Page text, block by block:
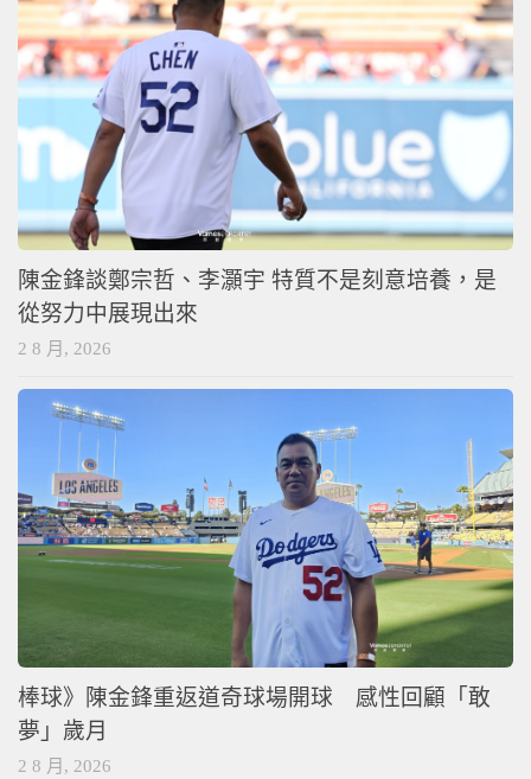
陳金鋒談鄭宗哲、李灝宇 特質不是刻意培養，是
從努力中展現出來
2 8 月, 2026
棒球》陳金鋒重返道奇球場開球 感性回顧「敢
夢」歲月
2 8 月, 2026